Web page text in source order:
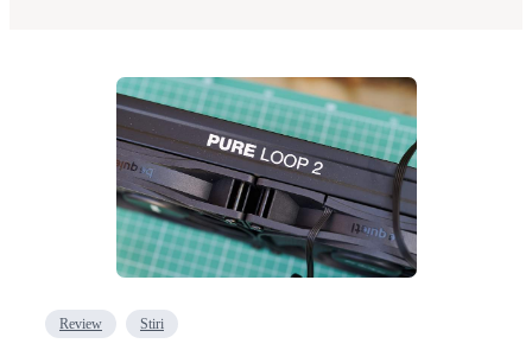
Review Stiri